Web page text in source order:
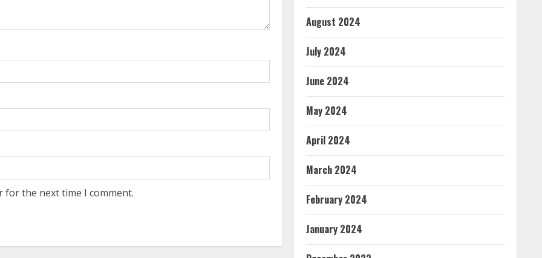
for the next time I comment.
August 2024
July 2024
June 2024
May 2024
April 2024
March 2024
February 2024
January 2024